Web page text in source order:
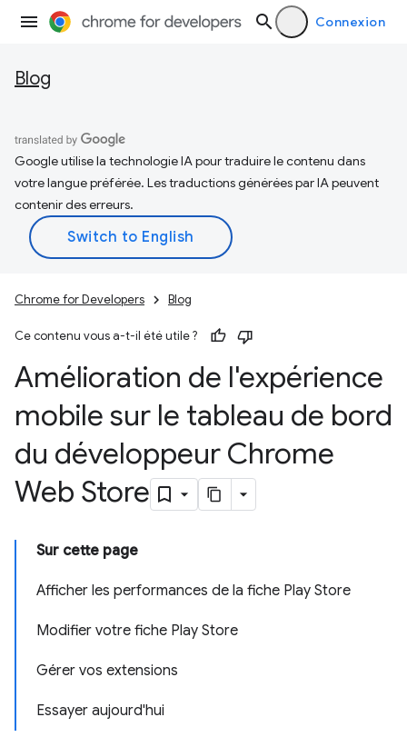
Connexion
Blog
Google utilise la technologie IA pour traduire le contenu dans
votre langue préférée. Les traductions générées par IA peuvent
contenir des erreurs.
Chrome for Developers Blog
Ce contenu vous a-t-il été utile ?
Amélioration de l'expérience
mobile sur le tableau de bord
du développeur Chrome
Web Store
Sur cette page
Afficher les performances de la fiche Play Store
Modifier votre fiche Play Store
Gérer vos extensions
Essayer aujourd'hui